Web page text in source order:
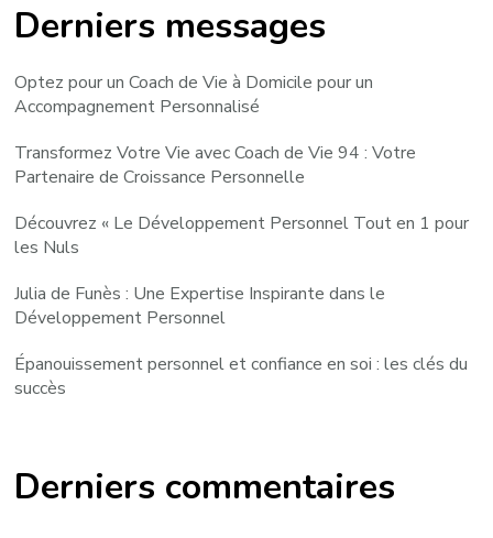
Derniers messages
Optez pour un Coach de Vie à Domicile pour un
Accompagnement Personnalisé
Transformez Votre Vie avec Coach de Vie 94 : Votre
Partenaire de Croissance Personnelle
Découvrez « Le Développement Personnel Tout en 1 pour
les Nuls
Julia de Funès : Une Expertise Inspirante dans le
Développement Personnel
Épanouissement personnel et confiance en soi : les clés du
succès
Derniers commentaires